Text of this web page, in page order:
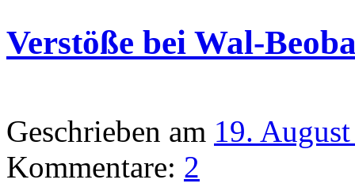
Verstöße bei Wal-
Geschrieben am 19.
Kommentare: 2